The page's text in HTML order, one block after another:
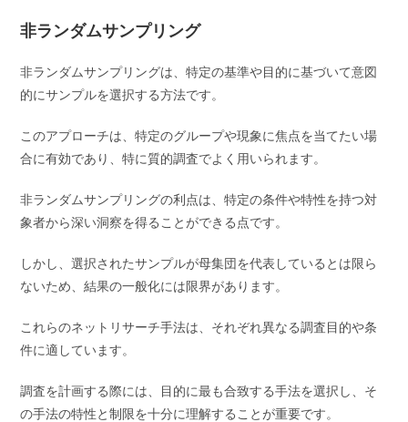
非ランダムサンプリング
非ランダムサンプリングは、特定の基準や目的に基づいて意図
的にサンプルを選択する方法です。
このアプローチは、特定のグループや現象に焦点を当てたい場
合に有効であり、特に質的調査でよく用いられます。
非ランダムサンプリングの利点は、特定の条件や特性を持つ対
象者から深い洞察を得ることができる点です。
しかし、選択されたサンプルが母集団を代表しているとは限ら
ないため、結果の一般化には限界があります。
これらのネットリサーチ手法は、それぞれ異なる調査目的や条
件に適しています。
調査を計画する際には、目的に最も合致する手法を選択し、そ
の手法の特性と制限を十分に理解することが重要です。